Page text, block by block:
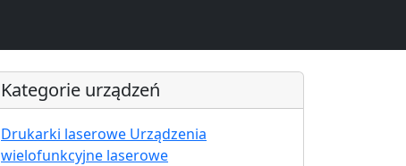
Kategorie urządzeń
Drukarki laserowe Urządzenia
wielofunkcyjne laserowe